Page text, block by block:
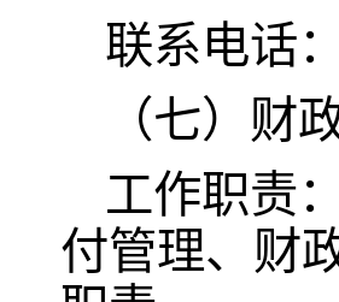
联系电话
（七）财
工作职责
付管理、财